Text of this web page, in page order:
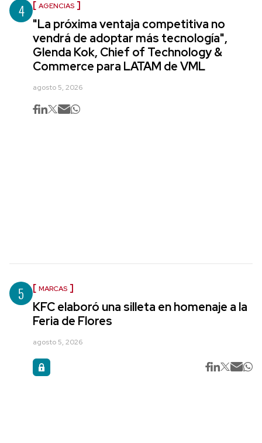
4 AGENCIAS
"La próxima ventaja competitiva no
vendrá de adoptar más tecnología",
Glenda Kok, Chief of Technology &
Commerce para LATAM de VML
agosto 5, 2026
5 MARCAS
KFC elaboró una silleta en homenaje a la
Feria de Flores
agosto 5, 2026